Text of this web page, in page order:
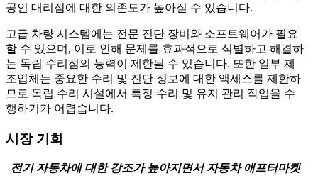
공인 대리점에 대한 의존도가 높아질 수 있습니다.
고급 차량 시스템에는 전문 진단 장비와 소프트웨어가 필요
할 수 있으며, 이로 인해 문제를 효과적으로 식별하고 해결하
는 독립 수리점의 능력이 제한될 수 있습니다. 또한 일부 제
조업체는 중요한 수리 및 진단 정보에 대한 액세스를 제한하
므로 독립 수리 시설에서 특정 수리 및 유지 관리 작업을 수
행하기가 어렵습니다.
시장 기회
전기 자동차에 대한 강조가 높아지면서 자동차 애프터마켓